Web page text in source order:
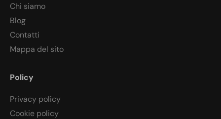
Chi siamo
Blog
Contatti
Mappa del sito
Policy
Privacy policy
Cookie policy